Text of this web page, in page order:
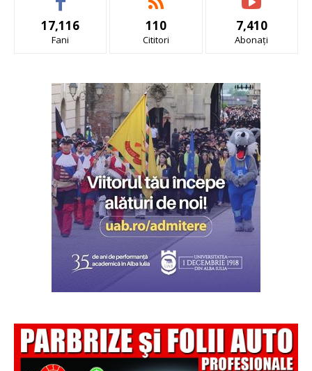
17,116
Fani
110
Cititori
7,410
Abonați